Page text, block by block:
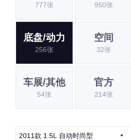
777张 950张
底盘/动力
256张
空间
32张
车展/其他
54张
官方
214张
2011款 1.5L 自动时尚型